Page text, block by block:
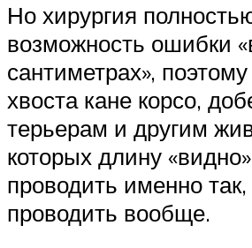
Но хирургия
возможность ошибки
сантиметрах»,
хвоста кане корсо,
терьерам и другим
которых длину
проводить именно
проводить вообще.